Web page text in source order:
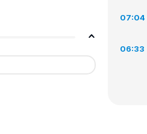
07:04
06:33